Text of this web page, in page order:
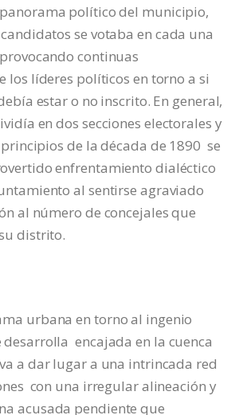
político del municipio,
se votaba en cada una
continuas
los líderes políticos en torno a si
estar o no inscrito. En general,
en dos secciones electorales y
principios de la década de 1890 se
enfrentamiento dialéctico
al sentirse agraviado
al número de concejales que
distrito.
urbana en torno al ingenio
desarrolla encajada en la cuenca
a dar lugar a una intrincada red
con una irregular alineación y
acusada pendiente que